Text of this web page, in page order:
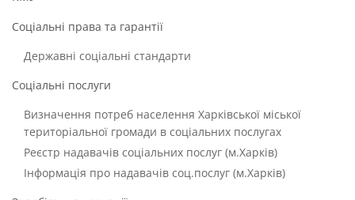
Соціальні права та гарантії
Державні соціальні стандарти
Соціальні послуги
Визначення потреб населення Харківської міської
територіальної громади в соціальних послугах
Реєстр надавачів соціальних послуг (м.Харків)
Інформація про надавачів соц.послуг (м.Харків)